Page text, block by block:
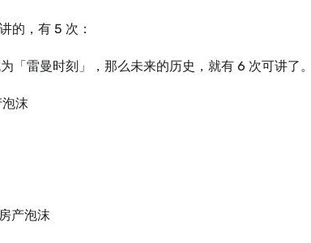
的，有 5 次：
「雷曼时刻」，那么未来的历史，就有 6 次可讲了。
沫
产泡沫